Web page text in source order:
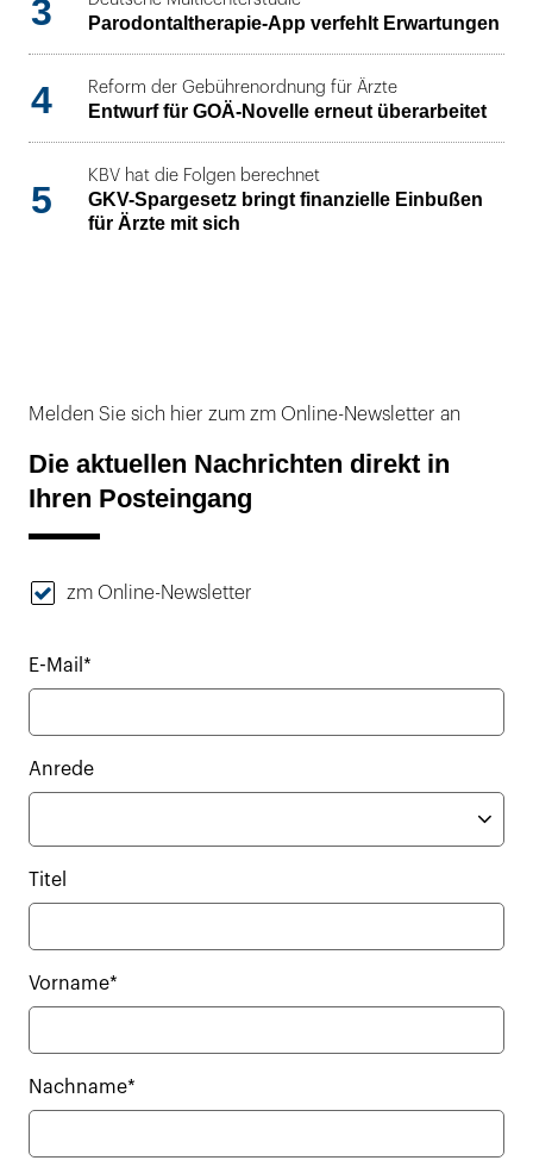
3 Parodontaltherapie-App verfehlt Erwartungen
4 Reform der Gebührenordnung für Ärzte
Entwurf für GOÄ-Novelle erneut überarbeitet
5
KBV hat die Folgen berechnet
GKV-Spargesetz bringt finanzielle Einbußen
für Ärzte mit sich
Melden Sie sich hier zum zm Online-Newsletter an
Die aktuellen Nachrichten direkt in
Ihren Posteingang
zm Online-Newsletter
E-Mail*
Anrede
Titel
Vorname*
Nachname*